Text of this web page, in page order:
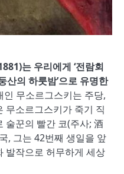
는 우리에게 ‘전람회
산의 하룻밤’으로 유명한
인 무소르그스키는 주당,
무소르그스키가 죽기 직
술꾼의 빨간 코(주사; 酒
, 그는 42번째 생일을 앞
발작으로 허무하게 세상